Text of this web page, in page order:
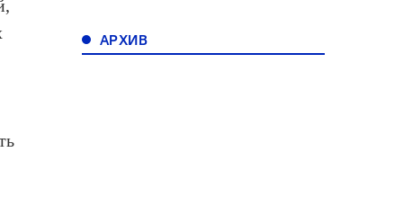
АРХИВ